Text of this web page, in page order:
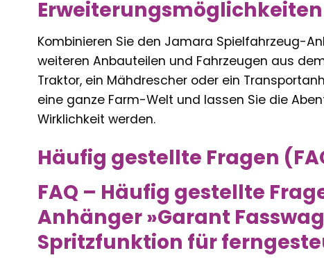
Kombinieren Sie den Jamara Spielfahrzeug-
weiteren Anbauteilen und Fahrzeugen aus
Traktor, ein Mähdrescher oder ein
eine ganze Farm-Welt und lassen Sie die
Wirklichkeit werden.
Häufig gestellte Fragen
FAQ – Häufig gestellte
Anhänger »Garant
Spritzfunktion für